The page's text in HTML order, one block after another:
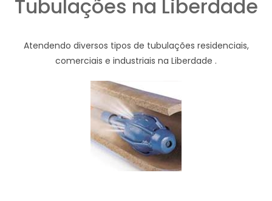
Tubulações na Liberdade
Atendendo diversos tipos de tubulações residenciais,
comerciais e industriais na Liberdade .